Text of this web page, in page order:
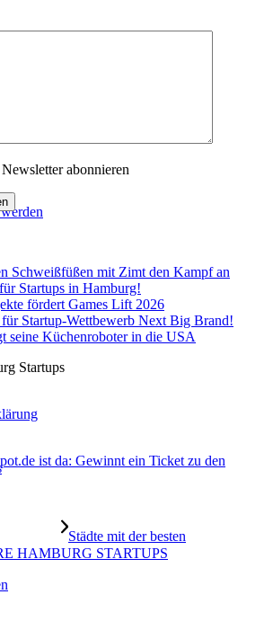
HAMBURG STARTUPS
abonnieren
Schweißfüßen mit Zimt den Kampf an
Startups in Hamburg!
fördert Games Lift 2026
für Startup-Wettbewerb Next Big Brand!
seine Küchenroboter in die USA
Startups
ist da: Gewinnt ein Ticket zu den
Städte mit der besten